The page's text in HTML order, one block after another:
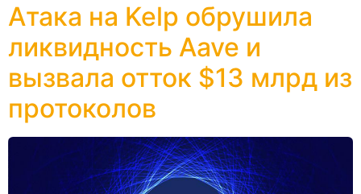
Атака на Kelp обрушила
ликвидность Aave и
вызвала отток $13 млрд из
протоколов